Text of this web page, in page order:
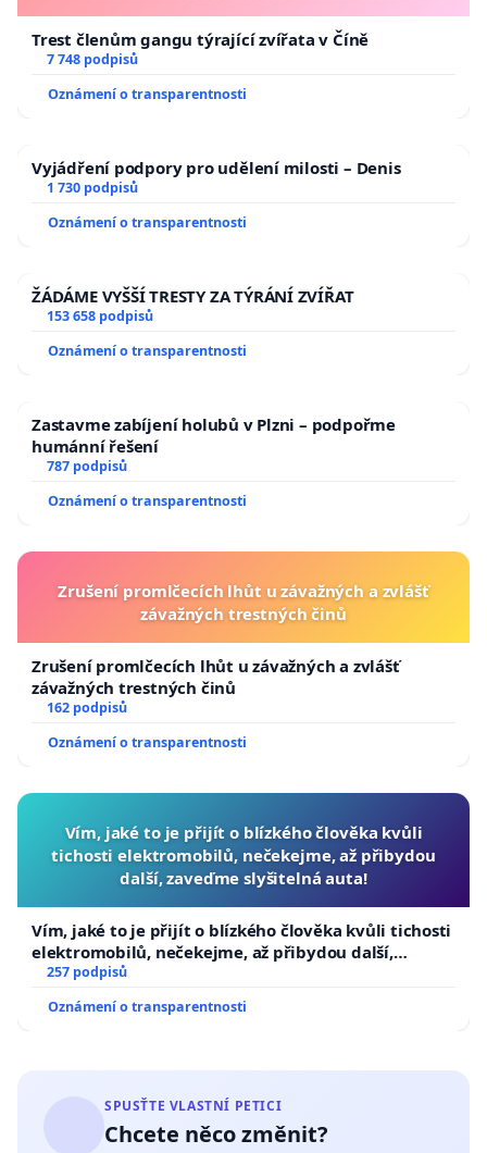
Trest členům gangu týrající zvířata v Číně
7 748 podpisů
Oznámení o transparentnosti
Vyjádření podpory pro udělení milosti – Denis
1 730 podpisů
Oznámení o transparentnosti
ŽÁDÁME VYŠŠÍ TRESTY ZA TÝRÁNÍ ZVÍŘAT
153 658 podpisů
Oznámení o transparentnosti
Zastavme zabíjení holubů v Plzni – podpořme
humánní řešení
787 podpisů
Oznámení o transparentnosti
Zrušení promlčecích lhůt u závažných a zvlášť
závažných trestných činů
Zrušení promlčecích lhůt u závažných a zvlášť
závažných trestných činů
162 podpisů
Oznámení o transparentnosti
Vím, jaké to je přijít o blízkého člověka kvůli
tichosti elektromobilů, nečekejme, až přibydou
další, zaveďme slyšitelná auta!
Vím, jaké to je přijít o blízkého člověka kvůli tichosti
elektromobilů, nečekejme, až přibydou další,
zaveďme slyšitelná auta!
257 podpisů
Oznámení o transparentnosti
SPUSŤTE VLASTNÍ PETICI
Chcete něco změnit?